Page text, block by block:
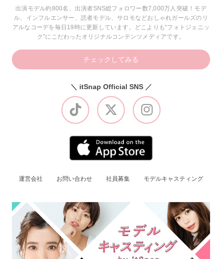
出演モデル約800名、出演者SNS総フォロワー数7,000万人突破！モデ
ル、インフルエンサー、読者モデル、サロモなどおしゃれガールズのリ
アルなコーデを毎日19時に更新しています。どこよりも“フォトジェニッ
ク”にこだわったオリジナルコンテンツメディアです。
チェックしてみる
＼ itSnap Official SNS ／
運営会社 お問い合わせ 社員募集 モデルキャスティング